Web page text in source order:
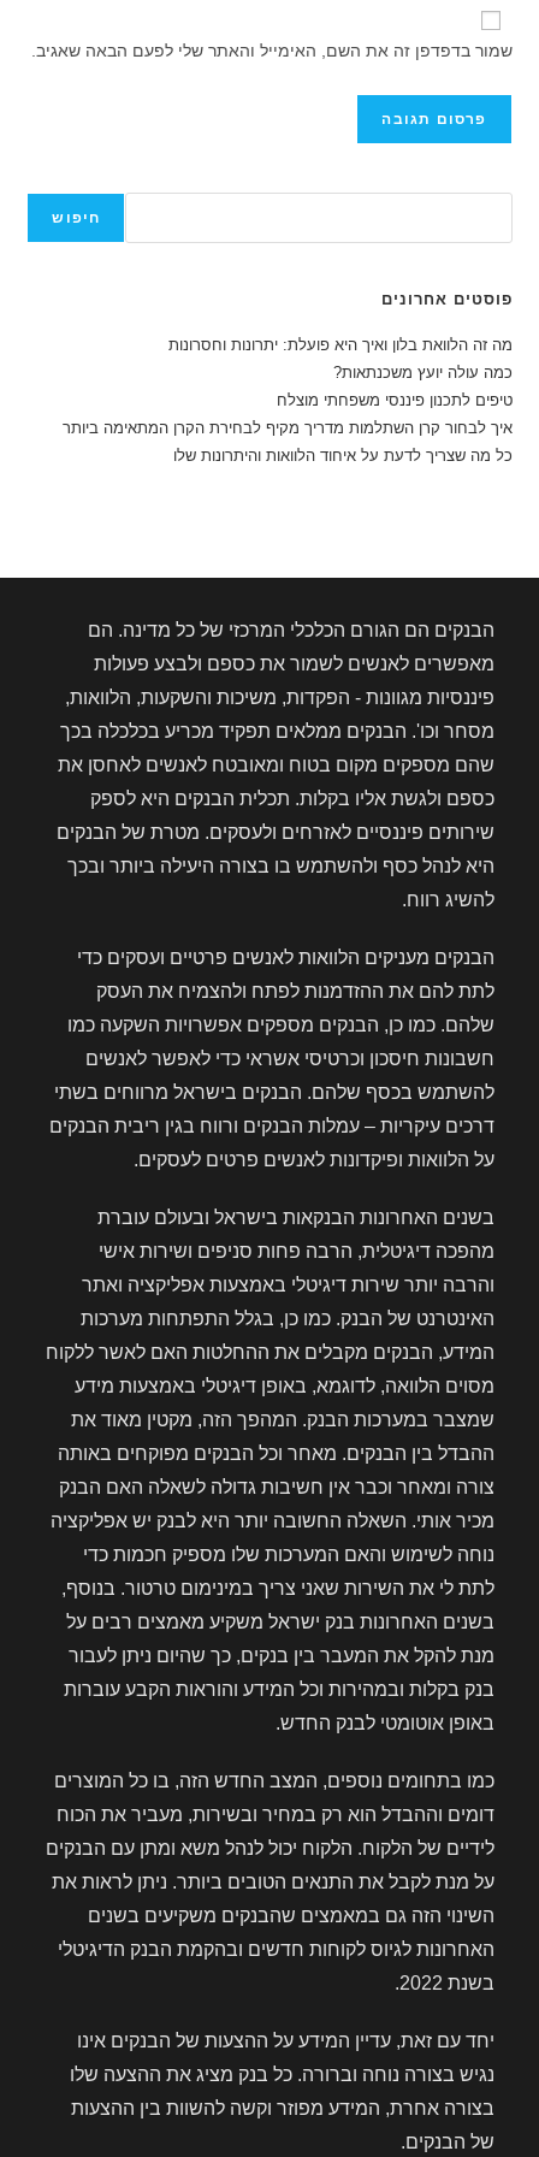
כדי
להגיב
שלך
כדי
כתובת
שלך
(אופציונלי)
שמור בדפדפן זה את השם, האימייל והאתר שלי לפעם הבאה שאגיב.
חיפוש
פוסטים אחרונים
מה זה הלוואת בלון ואיך היא פועלת: יתרונות וחסרונות
כמה עולה יועץ משכנתאות?
טיפים לתכנון פיננסי משפחתי מוצלח
איך לבחור קרן השתלמות מדריך מקיף לבחירת הקרן המתאימה ביותר
כל מה שצריך לדעת על איחוד הלוואות והיתרונות שלו
הבנקים הם הגורם הכלכלי המרכזי של כל מדינה. הם
מאפשרים לאנשים לשמור את כספם ולבצע פעולות
פיננסיות מגוונות - הפקדות, משיכות והשקעות, הלוואות,
מסחר וכו'. הבנקים ממלאים תפקיד מכריע בכלכלה בכך
שהם מספקים מקום בטוח ומאובטח לאנשים לאחסן את
כספם ולגשת אליו בקלות. תכלית הבנקים היא לספק
שירותים פיננסיים לאזרחים ולעסקים. מטרת של הבנקים
היא לנהל כסף ולהשתמש בו בצורה היעילה ביותר ובכך
להשיג רווח.
הבנקים מעניקים הלוואות לאנשים פרטיים ועסקים כדי
לתת להם את ההזדמנות לפתח ולהצמיח את העסק
שלהם. כמו כן, הבנקים מספקים אפשרויות השקעה כמו
חשבונות חיסכון וכרטיסי אשראי כדי לאפשר לאנשים
להשתמש בכסף שלהם. הבנקים בישראל מרווחים בשתי
דרכים עיקריות – עמלות הבנקים ורווח בגין ריבית הבנקים
על הלוואות ופיקדונות לאנשים פרטים לעסקים.
בשנים האחרונות הבנקאות בישראל ובעולם עוברת
מהפכה דיגיטלית, הרבה פחות סניפים ושירות אישי
והרבה יותר שירות דיגיטלי באמצעות אפליקציה ואתר
האינטרנט של הבנק. כמו כן, בגלל התפתחות מערכות
המידע, הבנקים מקבלים את ההחלטות האם לאשר ללקוח
מסוים הלוואה, לדוגמא, באופן דיגיטלי באמצעות מידע
שמצבר במערכות הבנק. המהפך הזה, מקטין מאוד את
ההבדל בין הבנקים. מאחר וכל הבנקים מפוקחים באותה
צורה ומאחר וכבר אין חשיבות גדולה לשאלה האם הבנק
מכיר אותי. השאלה החשובה יותר היא לבנק יש אפליקציה
נוחה לשימוש והאם המערכות שלו מספיק חכמות כדי
לתת לי את השירות שאני צריך במינימום טרטור. בנוסף,
בשנים האחרונות בנק ישראל משקיע מאמצים רבים על
מנת להקל את המעבר בין בנקים, כך שהיום ניתן לעבור
בנק בקלות ובמהירות וכל המידע והוראות הקבע עוברות
באופן אוטומטי לבנק החדש.
כמו בתחומים נוספים, המצב החדש הזה, בו כל המוצרים
דומים וההבדל הוא רק במחיר ובשירות, מעביר את הכוח
לידיים של הלקוח. הלקוח יכול לנהל משא ומתן עם הבנקים
על מנת לקבל את התנאים הטובים ביותר. ניתן לראות את
השינוי הזה גם במאמצים שהבנקים משקיעים בשנים
האחרונות לגיוס לקוחות חדשים ובהקמת הבנק הדיגיטלי
בשנת 2022.
יחד עם זאת, עדיין המידע על ההצעות של הבנקים אינו
נגיש בצורה נוחה וברורה. כל בנק מציג את ההצעה שלו
בצורה אחרת, המידע מפוזר וקשה להשוות בין ההצעות
של הבנקים.